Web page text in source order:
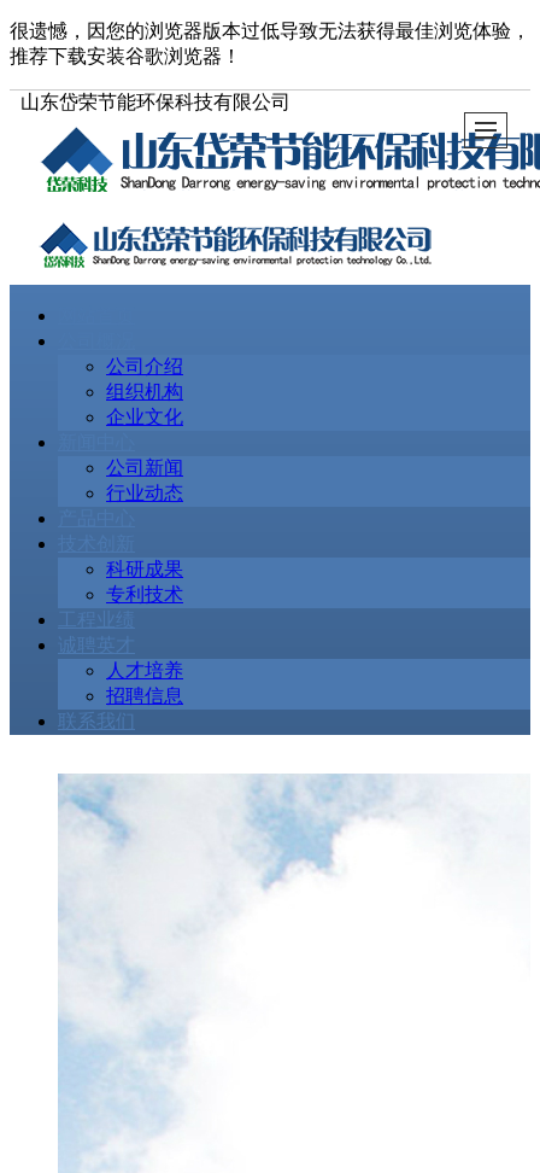
很遗憾，因您的浏览器版本过低导致无法获得最佳浏览体验，
推荐下载安装谷歌浏览器！
山东岱荣节能环保科技有限公司
公司介绍
组织机构
企业文化
公司新闻
行业动态
科研成果
专利技术
工程业绩
诚聘英才
人才培养
招聘信息
联系我们